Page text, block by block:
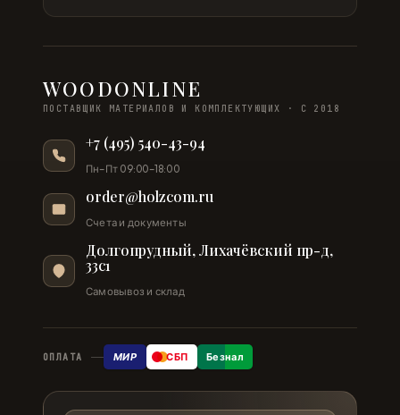
WOODONLINE
ПОСТАВЩИК МАТЕРИАЛОВ И КОМПЛЕКТУЮЩИХ · С 2018
+7 (495) 540-43-94
Пн–Пт 09:00–18:00
order@holzcom.ru
Счета и документы
Долгопрудный, Лихачёвский пр-д,
33с1
Самовывоз и склад
ОПЛАТА МИР СБП Безнал